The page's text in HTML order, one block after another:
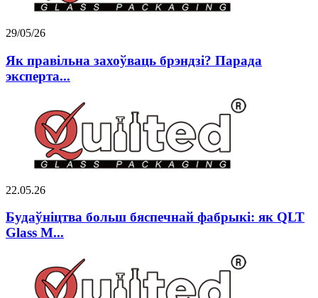
29/05/26
Як правільна захоўваць брэндзі? Парада
эксперта...
22.05.26
Будаўніцтва больш бяспечнай фабрыкі: як QLT
Glass M...